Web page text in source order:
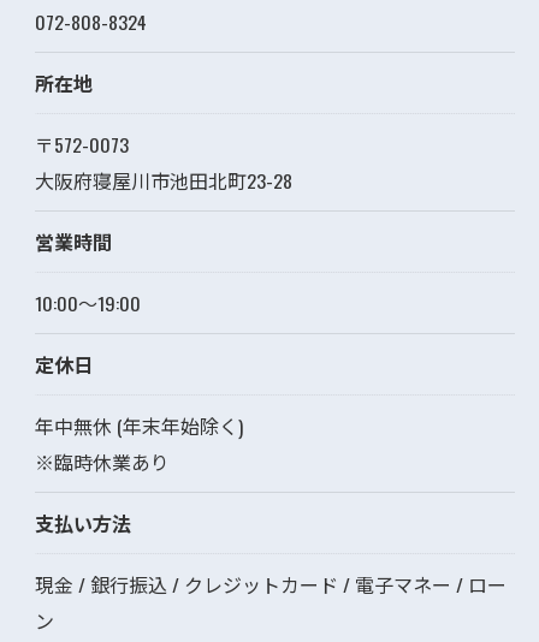
072-808-8324
所在地
〒572-0073
大阪府寝屋川市池田北町23-28
営業時間
10:00～19:00
定休日
年中無休 (年末年始除く)
※臨時休業あり
支払い方法
現金 / 銀行振込 / クレジットカード / 電子マネー / ロー
ン